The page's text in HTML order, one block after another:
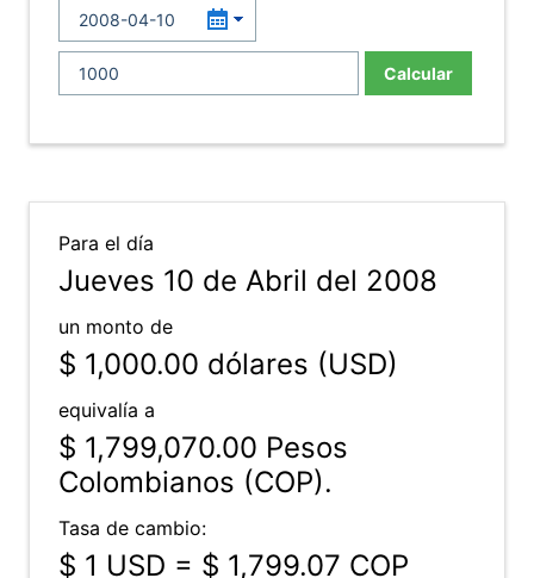
Calcular
Para el día
Jueves 10 de Abril del 2008
un monto de
$ 1,000.00 dólares (USD)
equivalía a
$ 1,799,070.00 Pesos
Colombianos (COP).
Tasa de cambio:
$ 1 USD = $ 1,799.07 COP